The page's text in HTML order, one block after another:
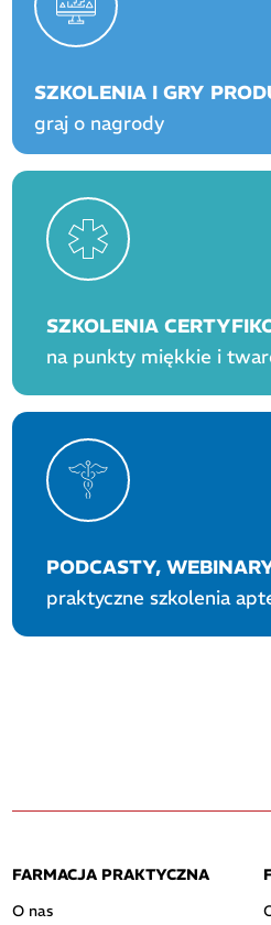
SZKOLENIA I GRY
graj o nagrody
SZKOLENIA
na punkty miękkie i
PODCASTY,
praktyczne szkolenia
FARMACJA PRAKTYCZNA
O nas